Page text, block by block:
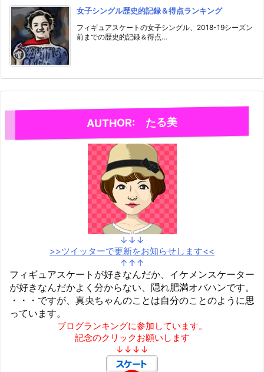
女子シングル歴史的記録＆得点ランキング
フィギュアスケートの女子シングル、2018-19シーズン
前までの歴史的記録＆得点…
AUTHOR: たる美
↓↓↓
>>ツイッターで更新をお知らせします<<
↑↑↑
フィギュアスケートが好きなんだか、イケメンスケーター
が好きなんだかよく分からない、隠れ肥満オバハンです。
・・・ですが、真央ちゃんのことは自分のことのように思
っています。
ブログランキングに参加しています。
記念のクリックお願いします
↓↓↓↓